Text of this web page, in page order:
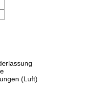
(Luft)